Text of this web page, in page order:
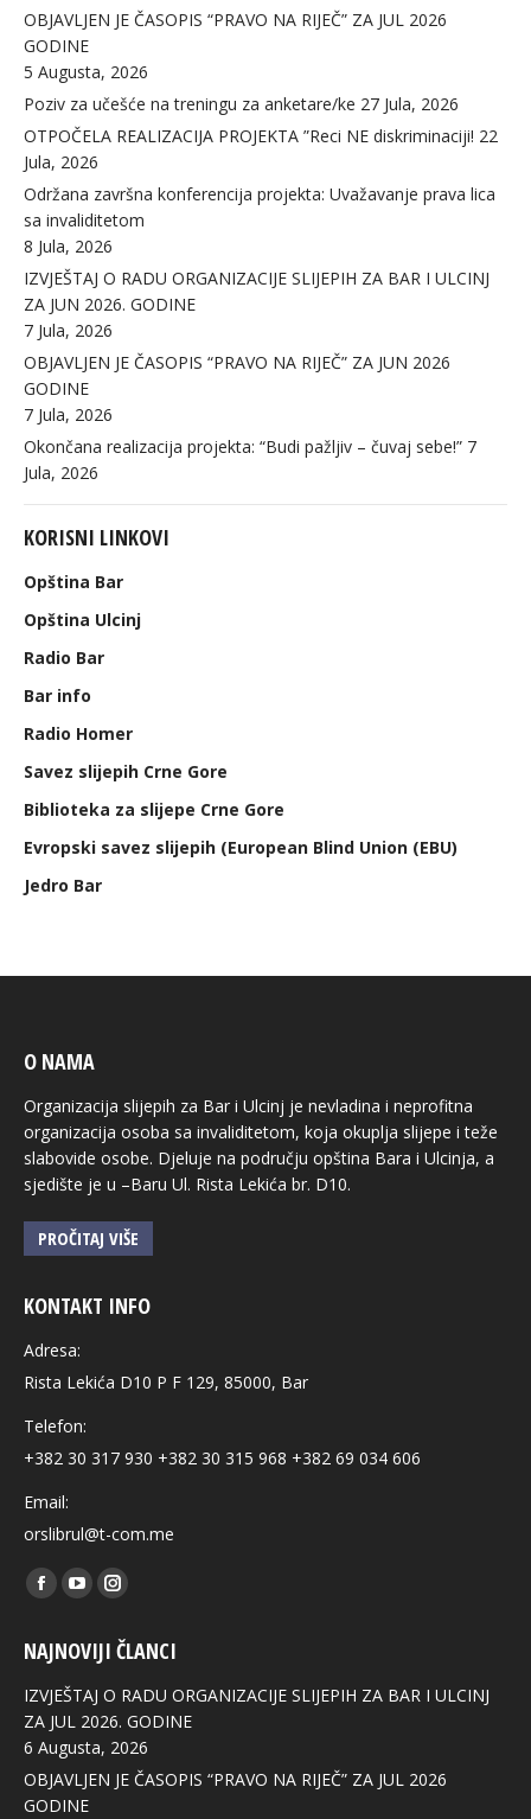
OBJAVLJEN JE ČASOPIS “PRAVO NA RIJEČ” ZA JUL 2026
GODINE
5 Augusta, 2026
Poziv za učešće na treningu za anketare/ke 27 Jula, 2026
OTPOČELA REALIZACIJA PROJEKTA ”Reci NE diskriminaciji! 22
Jula, 2026
Održana završna konferencija projekta: Uvažavanje prava lica
sa invaliditetom
8 Jula, 2026
IZVJEŠTAJ O RADU ORGANIZACIJE SLIJEPIH ZA BAR I ULCINJ
ZA JUN 2026. GODINE
7 Jula, 2026
OBJAVLJEN JE ČASOPIS “PRAVO NA RIJEČ” ZA JUN 2026
GODINE
7 Jula, 2026
Okončana realizacija projekta: “Budi pažljiv – čuvaj sebe!” 7
Jula, 2026
KORISNI LINKOVI
Opština Bar
Opština Ulcinj
Radio Bar
Bar info
Radio Homer
Savez slijepih Crne Gore
Biblioteka za slijepe Crne Gore
Evropski savez slijepih (European Blind Union (EBU)
Jedro Bar
O NAMA
Organizacija slijepih za Bar i Ulcinj je nevladina i neprofitna
organizacija osoba sa invaliditetom, koja okuplja slijepe i teže
slabovide osobe. Djeluje na području opština Bara i Ulcinja, a
sjedište je u –Baru Ul. Rista Lekića br. D10.
PROČITAJ VIŠE
KONTAKT INFO
Adresa:
Rista Lekića D10 P F 129, 85000, Bar
Telefon:
+382 30 317 930 +382 30 315 968 +382 69 034 606
Email:
orslibrul@t-com.me
Find us on:
Facebook
opens
in
new
window
YouTube
opens
in
new
window
Instagram
opens
in
new
window
NAJNOVIJI ČLANCI
IZVJEŠTAJ O RADU ORGANIZACIJE SLIJEPIH ZA BAR I ULCINJ
ZA JUL 2026. GODINE
6 Augusta, 2026
OBJAVLJEN JE ČASOPIS “PRAVO NA RIJEČ” ZA JUL 2026
GODINE